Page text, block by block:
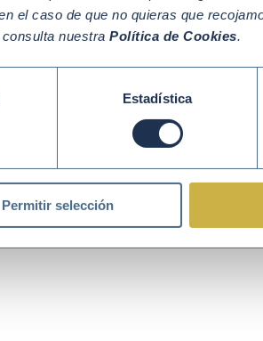
el caso de que no quieras que
nuestra Política de Cookies.
Estadística
Permitir selección
Política de Privacidad Aviso legal